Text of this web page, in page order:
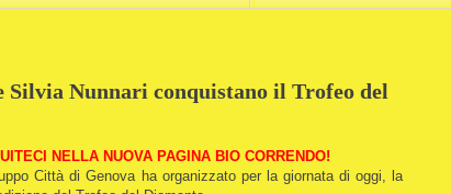
Nunnari conquistano il Trofeo del
NELLA NUOVA PAGINA BIO CORRENDO!
Città di Genova ha organizzato per la giornata di oggi, la